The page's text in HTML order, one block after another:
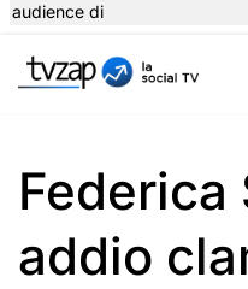
al
audience di
Federica
addio